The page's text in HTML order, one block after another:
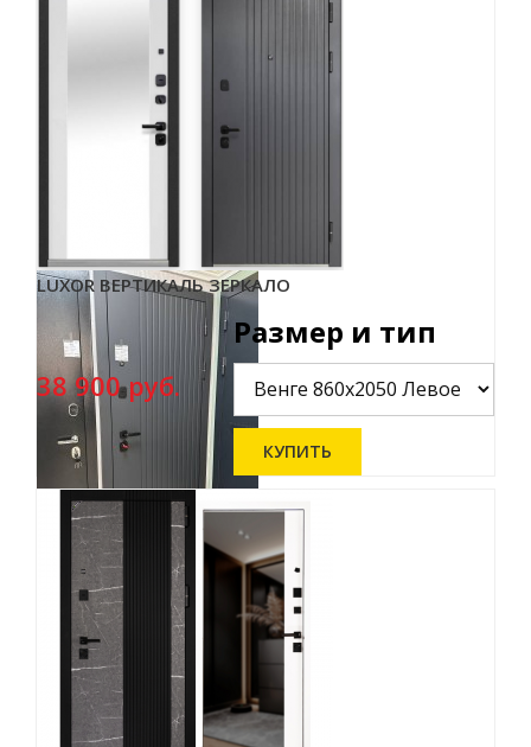
LUXOR ВЕРТИКАЛЬ ЗЕРКАЛО
38 900 руб.
Размер и тип